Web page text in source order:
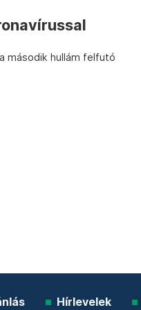
második hullám felfutó
Hírlevelek